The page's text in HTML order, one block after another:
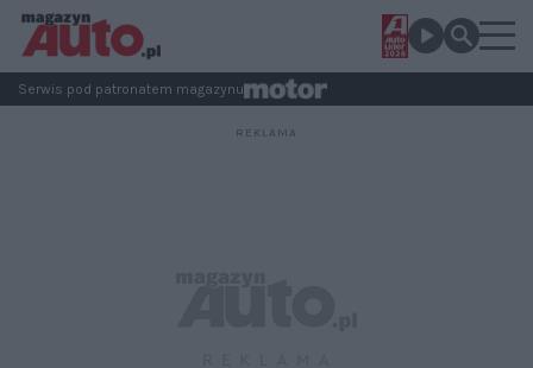
Serwis pod patronatem magazynu